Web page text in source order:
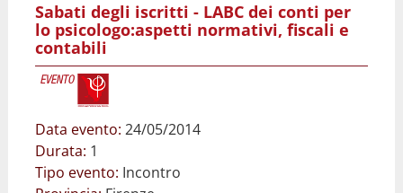
Sabati degli iscritti - LABC dei conti per
lo psicologo:aspetti normativi, fiscali e
contabili
Data evento: 24/05/2014
Durata: 1
Tipo evento: Incontro